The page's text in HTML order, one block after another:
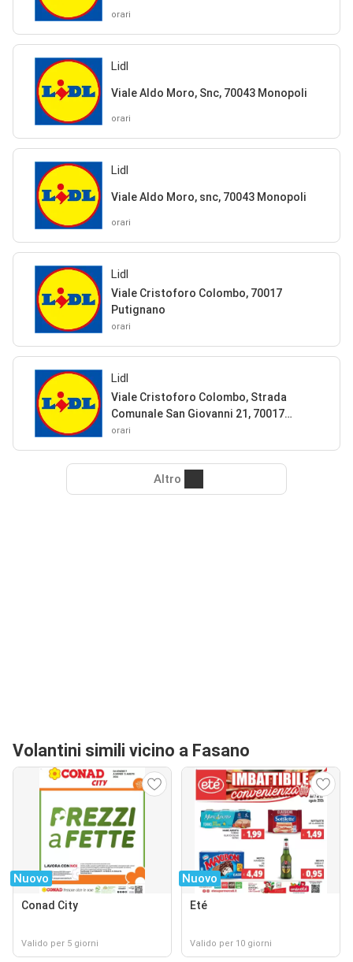
orari
Lidl
Viale Aldo Moro, Snc, 70043 Monopoli
orari
Lidl
Viale Aldo Moro, snc, 70043 Monopoli
orari
Lidl
Viale Cristoforo Colombo, 70017
Putignano
orari
Lidl
Viale Cristoforo Colombo, Strada
Comunale San Giovanni 21, 70017
Putignano
orari
Altro
Volantini simili vicino a Fasano
Nuovo
Conad City
Valido per 5 giorni
Nuovo
Eté
Valido per 10 giorni